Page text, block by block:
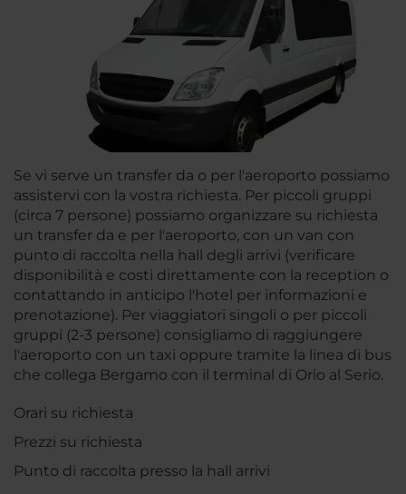
Se vi serve un transfer da o per l'aeroporto possiamo
assistervi con la vostra richiesta. Per piccoli gruppi
(circa 7 persone) possiamo organizzare su richiesta
un transfer da e per l'aeroporto, con un van con
punto di raccolta nella hall degli arrivi (verificare
disponibilità e costi direttamente con la reception o
contattando in anticipo l'hotel per informazioni e
prenotazione). Per viaggiatori singoli o per piccoli
gruppi (2-3 persone) consigliamo di raggiungere
l'aeroporto con un taxi oppure tramite la linea di bus
che collega Bergamo con il terminal di Orio al Serio.
Orari su richiesta
Prezzi su richiesta
Punto di raccolta presso la hall arrivi